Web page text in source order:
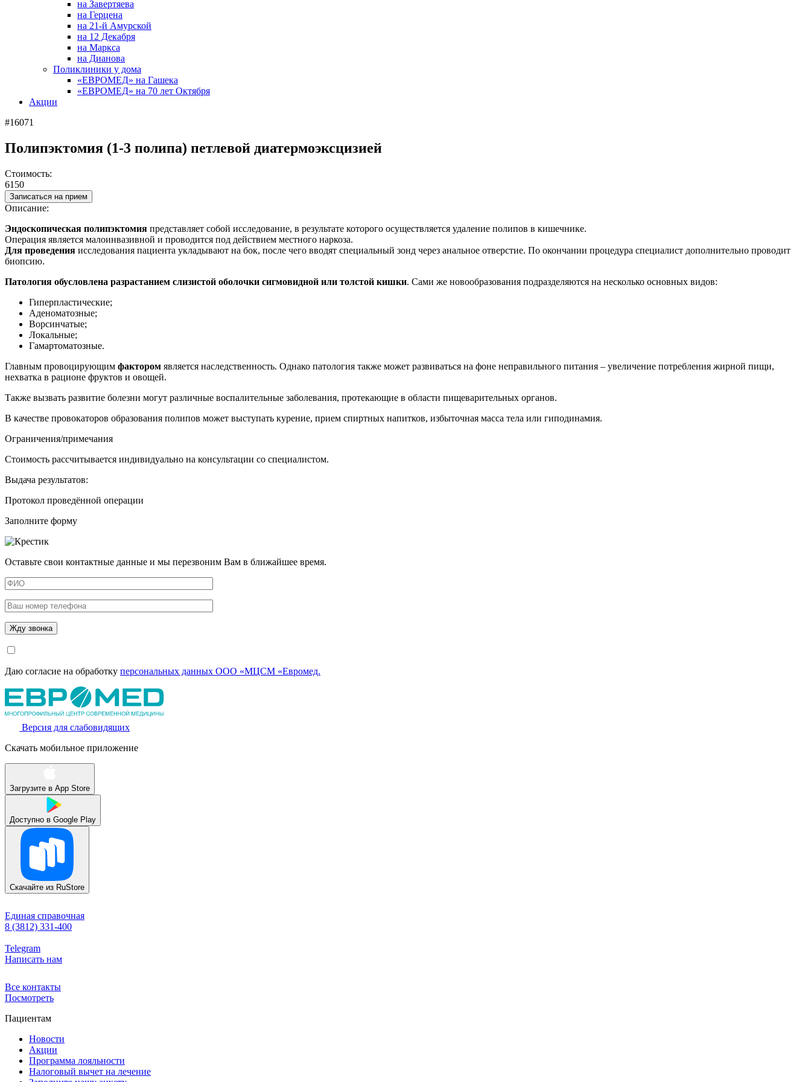
на Завертяева
на Герцена
на 21-й Амурской
на 12 Декабря
на Маркса
на Дианова
Поликлиники у дома
«ЕВРОМЕД» на Гашека
«ЕВРОМЕД» на 70 лет Октября
Акции
#16071
Полипэктомия (1-3 полипа) петлевой диатермоэксцизией
Стоимость:
6150
Записаться на прием
Описание:
Эндоскопическая полипэктомия представляет собой исследование, в результате которого осуществляется удаление полипов в кишечнике.
Операция является малоинвазивной и проводится под действием местного наркоза.
Для проведения исследования пациента укладывают на бок, после чего вводят специальный зонд через анальное отверстие. По окончании процедура специалист дополнительно проводит
биопсию.
Патология обусловлена разрастанием слизистой оболочки сигмовидной или толстой кишки. Сами же новообразования подразделяются на несколько основных видов:
Гиперпластические;
Аденоматозные;
Ворсинчатые;
Локальные;
Гамартоматозные.
Главным провоцирующим фактором является наследственность. Однако патология также может развиваться на фоне неправильного питания – увеличение потребления жирной пищи,
нехватка в рационе фруктов и овощей.
Также вызвать развитие болезни могут различные воспалительные заболевания, протекающие в области пищеварительных органов.
В качестве провокаторов образования полипов может выступать курение, прием спиртных напитков, избыточная масса тела или гиподинамия.
Ограничения/примечания
Стоимость рассчитывается индивидуально на консультации со специалистом.
Выдача результатов:
Протокол проведённой операции
Заполните форму
Оставьте свои контактные данные и мы перезвоним Вам в ближайшее время.
Даю согласие на обработку персональных данных ООО «МЦСМ «Евромед.
Версия для слабовидящих
Скачать мобильное приложение
Загрузите в App Store
Доступно в Google Play
Скачайте из RuStore
Единая справочная
8 (3812) 331-400
Telegram
Написать нам
Все контакты
Посмотреть
Пациентам
Новости
Акции
Программа лояльности
Налоговый вычет на лечение